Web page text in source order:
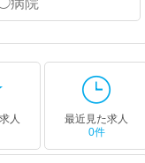
人
最近見た求人
0件